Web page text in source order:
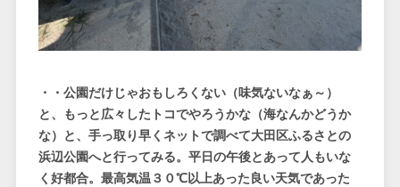
・・公園だけじゃおもしろくない（味気ないなぁ～）
と、もっと広々したトコでやろうかな（海なんかどうか
な）と、手っ取り早くネットで調べて大田区ふるさとの
浜辺公園へと行ってみる。平日の午後とあって人もいな
く好都合。最高気温３０℃以上あった良い天気であった